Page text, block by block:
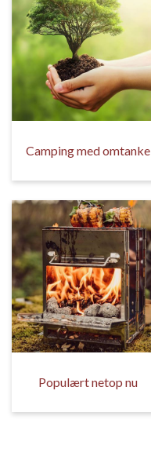
Camping med omtanke
Populært netop nu